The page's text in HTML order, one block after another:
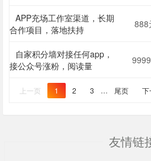
APP充场工作室渠道，长期
合作项目，落地扶持
888
自家积分墙对接任何app，
接公众号涨粉，阅读量
上一页 1 2 3 … 尾页 下
友情链